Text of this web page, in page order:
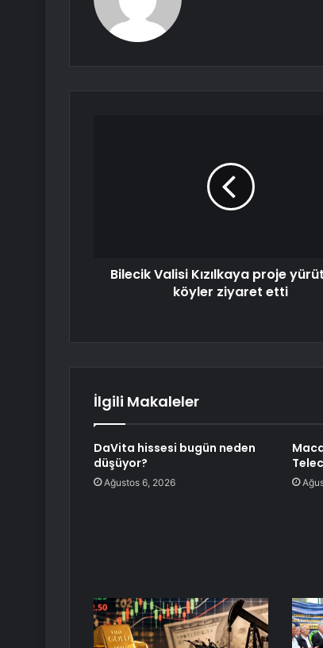
Bilecik Valisi Kızılkaya proje
köyler ziyaret etti
İlgili Makaleler
DaVita hissesi bugün neden
düşüyor?
Ağustos 6, 2026